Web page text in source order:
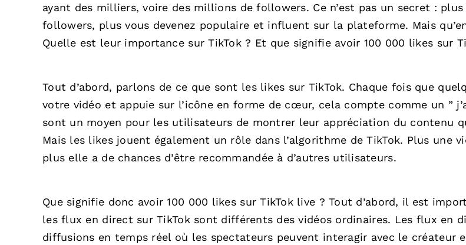
ayant des milliers, voire des millions de followers. Ce n’est pas un secret : plus
followers, plus vous devenez populaire et influent sur la plateforme. Mais
Quelle est leur importance sur TikTok ? Et que signifie avoir 100 000 likes sur
Tout d’abord, parlons de ce que sont les likes sur TikTok. Chaque fois que
votre vidéo et appuie sur l’icône en forme de cœur, cela compte comme un ”
sont un moyen pour les utilisateurs de montrer leur appréciation du contenu
Mais les likes jouent également un rôle dans l’algorithme de TikTok. Plus une
plus elle a de chances d’être recommandée à d’autres utilisateurs.
Que signifie donc avoir 100 000 likes sur TikTok live ? Tout d’abord, il est
les flux en direct sur TikTok sont différents des vidéos ordinaires. Les flux en
diffusions en temps réel où les spectateurs peuvent interagir avec le créateur